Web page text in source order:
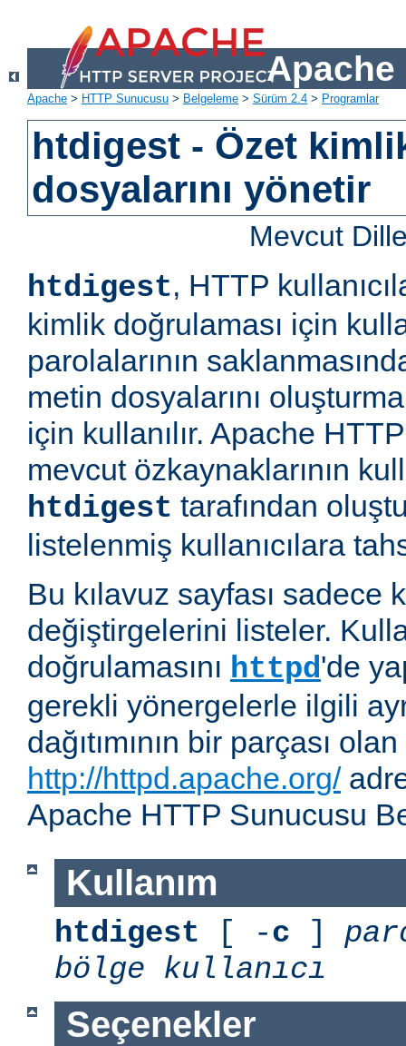
Apache
Apache > HTTP Sunucusu > Belgeleme > Sürüm 2.4 > Programlar
htdigest - Özet
dosyalarını yönetir
Mevcut
htdigest, HTTP
kimlik doğrulaması için
parolalarının
metin dosyalarını
için kullanılır. Apache
mevcut özkaynaklarının
htdigest tarafından
listelenmiş kullanıcılara
Bu kılavuz sayfası sadece
değiştirgelerini listeler.
doğrulamasını httpd'de
gerekli yönergelerle ilgili
dağıtımının bir parçası
http://httpd.apache.org/
Apache HTTP Sunucusu
Kullanım
htdigest [ -c ]
bölge
kullanıcı
Seçenekler